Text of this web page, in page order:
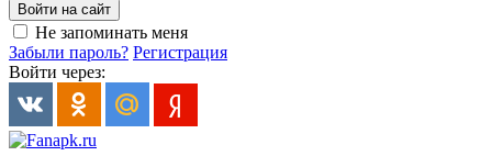
Войти на сайт
Не запоминать меня
Забыли пароль? Регистрация
Войти через: